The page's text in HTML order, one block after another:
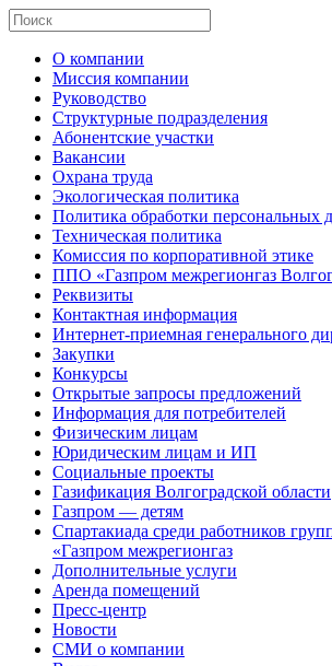
О компании
Миссия компании
Руководство
Структурные подразделения
Абонентские участки
Вакансии
Охрана труда
Экологическая политика
Политика обработки персональных
Техническая политика
Комиссия по корпоративной этике
ППО «Газпром межрегионгаз
Реквизиты
Контактная информация
Интернет-приемная генерального
Закупки
Конкурсы
Открытые запросы предложений
Информация для потребителей
Физическим лицам
Юридическим лицам и ИП
Социальные проекты
Газификация Волгоградской области
Газпром — детям
Спартакиада среди работников
«Газпром межрегионгаз
Дополнительные услуги
Аренда помещений
Пресс-центр
Новости
СМИ о компании